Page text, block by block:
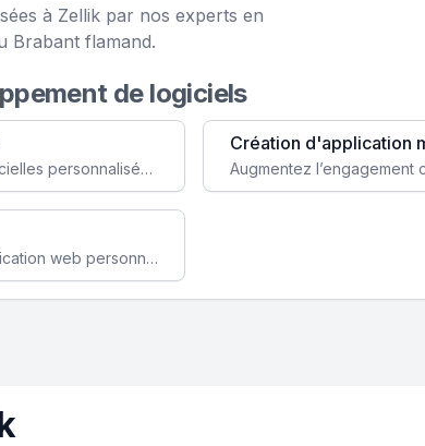
à Zellik par nos experts en
Brabant flamand.
de logiciels
Faites évoluer votre business avec des solutions logicielles personnalisées, parfaitement adaptées à vos besoins spécifiques.
Création d'application
Améliorez l'efficacité de votre société avec une application web personnalisée accessible partout et tout le temps.